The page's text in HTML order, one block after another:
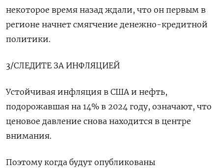
некоторое время назад ждали, что он первым в
регионе начнет смягчение денежно-кредитной
политики.
3/СЛЕДИТЕ ЗА ИНФЛЯЦИЕЙ
Устойчивая инфляция в США и нефть,
подорожавшая на 14% в 2024 году, означают, что
ценовое давление снова находится в центре
внимания.
Поэтому когда будут опубликованы